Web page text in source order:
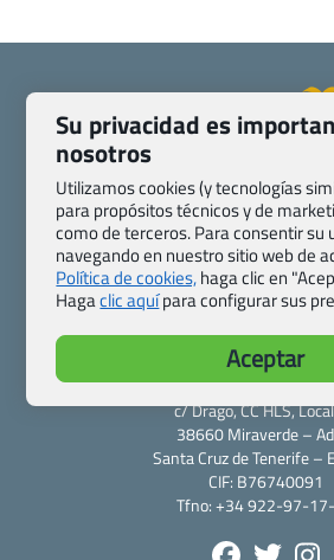
Pasaporte, Visado, Salud y otras
Blog de Viajes.com
Registro
Preguntas frecuentes
Política de privacidad y cookies
Todas las páginas –
Viajes.com
Last Minute Express
c/ Drago, CC HLS,
38660 Miraverde –
Santa Cruz de Tenerife –
CIF: B76740091
Tfno: +34 922-97-
Su privacidad es
nosotros
Utilizamos cookies (y tecnologías
para propósitos técnicos y de
como de terceros. Para consentir su
navegando en nuestro sitio web de
Política de cookies,haga clic en
Hagaclic aquípara configurar sus
Aceptar